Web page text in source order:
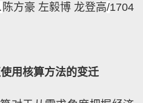
陈方豪 左毅博 龙登高/1704
用核算方法的变迁